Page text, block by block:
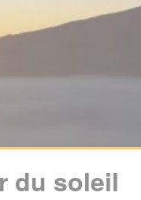
du soleil